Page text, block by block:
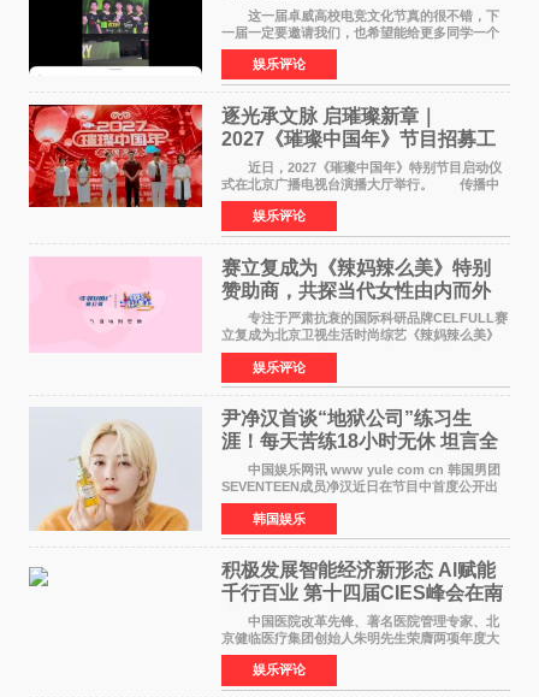
这一届卓威高校电竞文化节真的很不错，下
一届一定要邀请我们，也希望能给更多同学一个
来到现场的机会。 2026卓威高校电竞文化节
已经落下帷幕，在活动结束后，仍有不少高校电
竞社负责人和现
娱乐评论
逐光承文脉 启璀璨新章｜
2027《璀璨中国年》节目招募工
作圆满启动
近日，2027《璀璨中国年》特别节目启动仪
式在北京广播电视台演播大厅举行。 传播中
华优秀传统文化，弘扬纯正国风艺术，打造高规
格、高质感、正能量的文艺盛典，是璀璨中国年
矢志不渝的初心
娱乐评论
赛立复成为《辣妈辣么美》特别
赞助商，共探当代女性由内而外
活力美
专注于严肃抗衰的国际科研品牌CELFULL赛
立复成为北京卫视生活时尚综艺《辣妈辣么美》
的特别赞助商,明星辣妈袁咏仪倾情参与，向广大
都市女性传递健康生活新主张，寄语当代女性在
家庭与自我之间
娱乐评论
尹净汉首谈“地狱公司”练习生
涯！每天苦练18小时无休 坦言全
靠成员撑过来
中国娱乐网讯 www yule com cn 韩国男团
SEVENTEEN成员净汉近日在节目中首度公开出
道前的残酷练习生经历，并提及经纪公司Pledis
娱乐，引发广泛关注。 在8月2日播出的日本
TBS综艺节目《周
韩国娱乐
积极发展智能经济新形态 Al赋能
千行百业 第十四届CIES峰会在南
京盛大召开
中国医院改革先锋、著名医院管理专家、北
京健临医疗集团创始人朱明先生荣膺两项年度大
奖 2026年7月31日，盛夏金陵，长江之畔，
以重落地·真务实·强链接为主题的2026&lsquo;人
工智能+&rsquo
娱乐评论